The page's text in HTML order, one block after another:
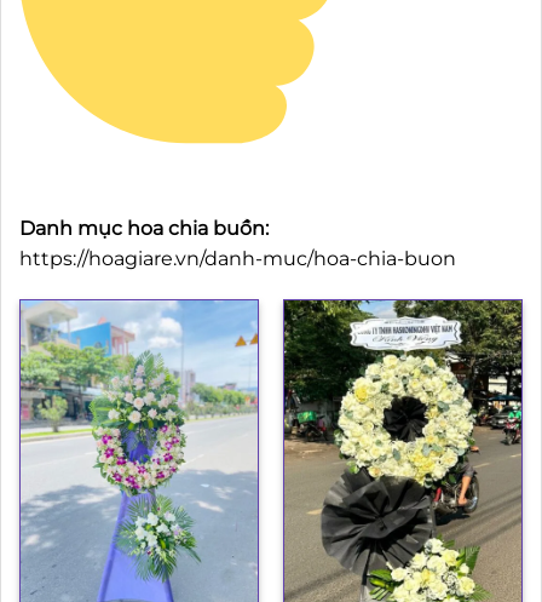
Danh mục hoa chia buồn:
https://hoagiare.vn/danh-muc/hoa-chia-buon